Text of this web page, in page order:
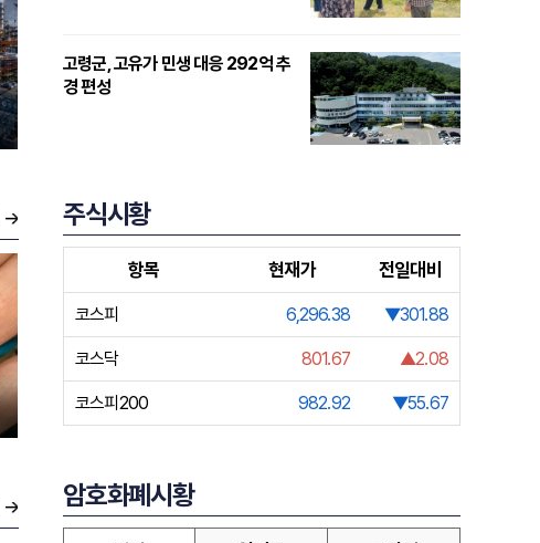
고령군, 고유가 민생 대응 292억 추
경 편성
주식시황
항목 현재가 전일대비
코스피 6,296.38 ▼301.88
코스닥 801.67 ▲2.08
코스피200 982.92 ▼55.67
암호화폐시황